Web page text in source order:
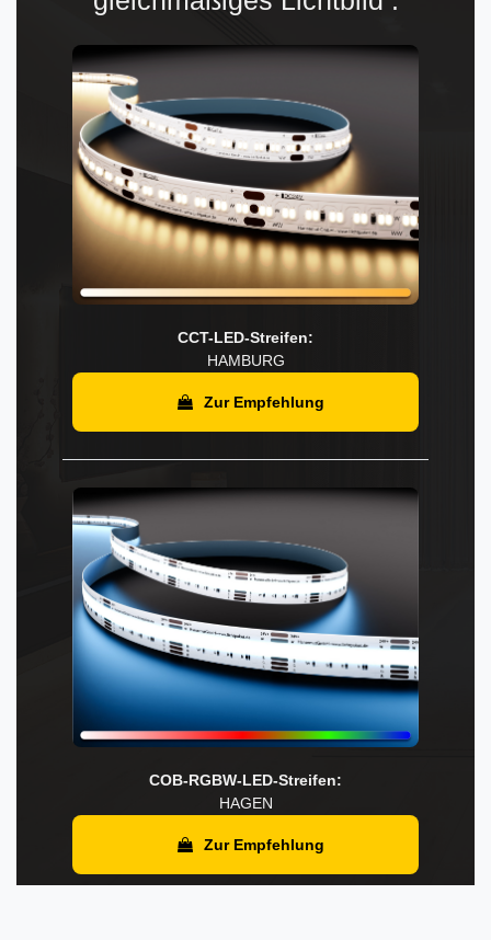
CCT-LED-Streifen:
HAMBURG
Zur Empfehlung
COB-RGBW-LED-Streifen:
HAGEN
Zur Empfehlung